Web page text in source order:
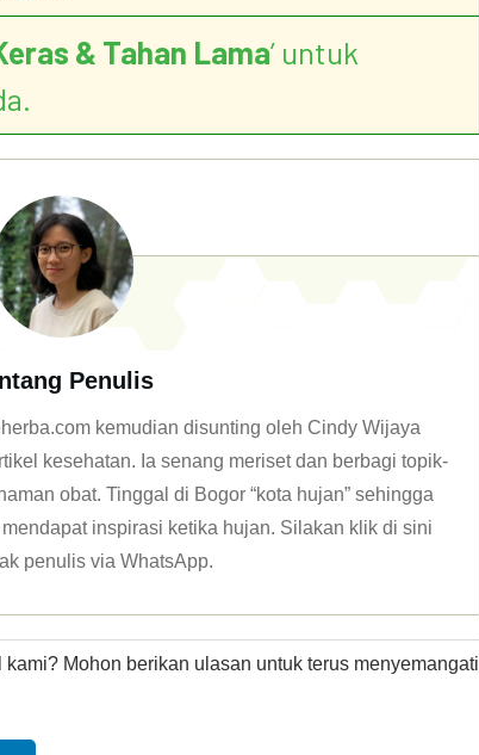
& Tahan Lama’ untuk
Penulis
kemudian disunting oleh Cindy Wijaya
kesehatan. Ia senang meriset dan berbagi topik-
obat. Tinggal di Bogor “kota hujan” sehingga
inspirasi ketika hujan. Silakan klik di sini
penulis via WhatsApp.
Mohon berikan ulasan untuk terus menyemangati